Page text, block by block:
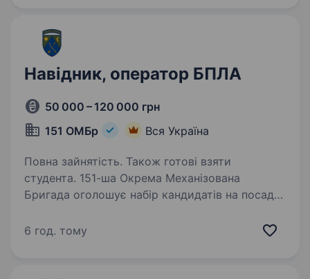
Навідник, оператор БПЛА
50 000 – 120 000 грн
151 ОМБр
Вся Україна
Повна зайнятість. Також готові взяти
студента. 151-ша Окрема Механізована
Бригада оголошує набір кандидатів на посаду
апаратів. Посада передбачає управління БПЛА,
6 год. тому